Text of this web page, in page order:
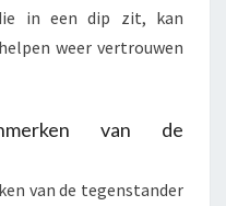
in een dip zit, kan
weer vertrouwen
van de
van de tegenstander